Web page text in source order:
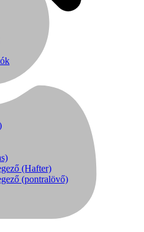
(Hafter)
(pontralövő)